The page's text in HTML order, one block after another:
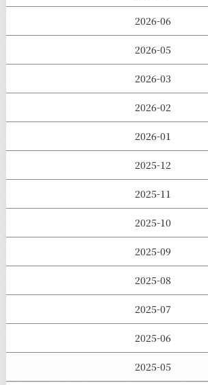
2026-06
2026-05
2026-03
2026-02
2026-01
2025-12
2025-11
2025-10
2025-09
2025-08
2025-07
2025-06
2025-05